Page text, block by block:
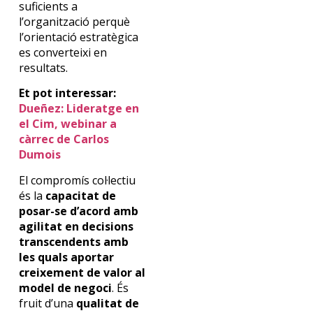
suficients a
l’organització perquè
l’orientació estratègica
es converteixi en
resultats.
Et pot interessar:
Dueñez: Lideratge en
el Cim, webinar a
càrrec de Carlos
Dumois
El compromís col·lectiu
és la capacitat de
posar-se d’acord amb
agilitat en decisions
transcendents amb
les quals aportar
creixement de valor al
model de negoci. És
fruit d’una qualitat de